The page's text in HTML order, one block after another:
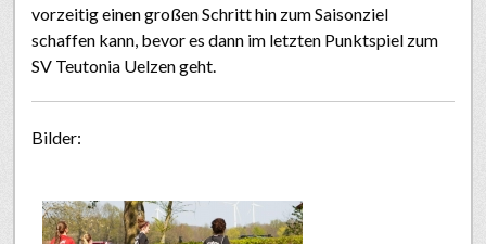
vorzeitig einen großen Schritt hin zum Saisonziel
schaffen kann, bevor es dann im letzten Punktspiel zum
SV Teutonia Uelzen geht.
Bilder: